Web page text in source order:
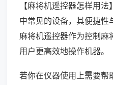
【麻将机遥控器怎样用
中常见的设备，其便捷性
麻将机遥控器作为控制麻
用户更高效地操作机器。
若你在仪器使用上需要帮